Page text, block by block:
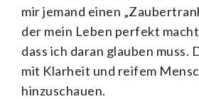
mir jemand einen
der mein Leben perfekt
dass ich daran glauben muss.
mit Klarheit und reifem
hinzuschauen.